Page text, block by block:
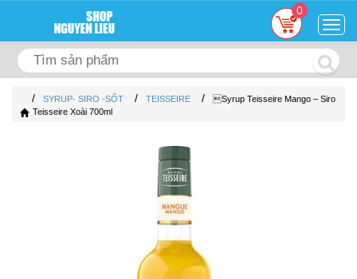
0
/ SYRUP- SIRO -SỐT / TEISSEIRE /
Syrup Teisseire Mango – Siro
Teisseire Xoài 700ml